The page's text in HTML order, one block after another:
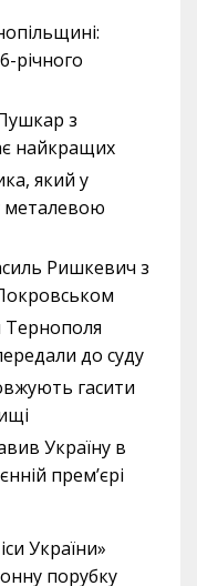
річного
з
найкращих
який у
металевою
Ришкевич з
Тернополя
до суду
гасити
Україну в
прем’єрі
України»
порубку